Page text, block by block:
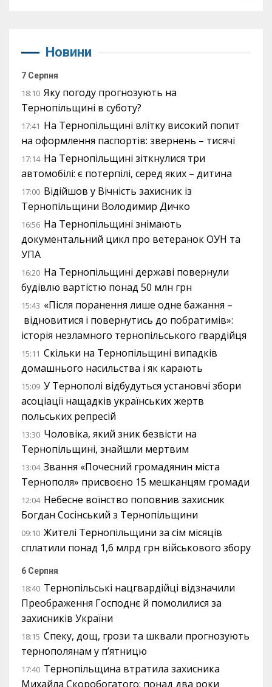
Новини
7 Серпня
18:10 Яку погоду прогнозують на
Тернопільщині в суботу?
17:41 На Тернопільщині влітку високий попит
на оформлення паспортів: звернень – тисячі
17:14 На Тернопільщині зіткнулися три
автомобілі: є потерпілі, серед яких – дитина
17:00 Відійшов у Вічність захисник із
Тернопільщини Володимир Дичко
16:56 На Тернопільщині знімають
документальний цикл про ветеранок ОУН та
УПА
16:20 На Тернопільщині державі повернули
будівлю вартістю понад 50 млн грн
15:43 «Після поранення лише одне бажання –
відновитися і повернутись до побратимів»:
історія незламного тернопільського гвардійця
15:11 Скільки на Тернопільщині випадків
домашнього насильства і як карають
15:09 У Тернополі відбудуться установчі збори
асоціації нащадків українських жертв
польських репресій
13:30 Чоловіка, який зник безвісти на
Тернопільщині, знайшли мертвим
13:04 Звання «Почесний громадянин міста
Тернополя» присвоєно 15 мешканцям громади
12:04 Небесне воїнство поповнив захисник
Богдан Сосінський з Тернопільщини
09:10 Жителі Тернопільщини за сім місяців
сплатили понад 1,6 млрд грн військового збору
6 Серпня
18:40 Тернопільські нацгвардійці відзначили
Преображення Господнє й помолилися за
захисників України
18:15 Спеку, дощ, грози та шквали прогнозують
тернополянам у п’ятницю
17:40 Тернопільщина втратила захисника
Михайла Скоробогатого: понад два роки